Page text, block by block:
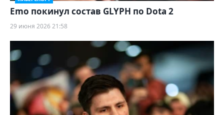
Emo покинул состав GLYPH по Dota 2
29 июня 2026 21:58